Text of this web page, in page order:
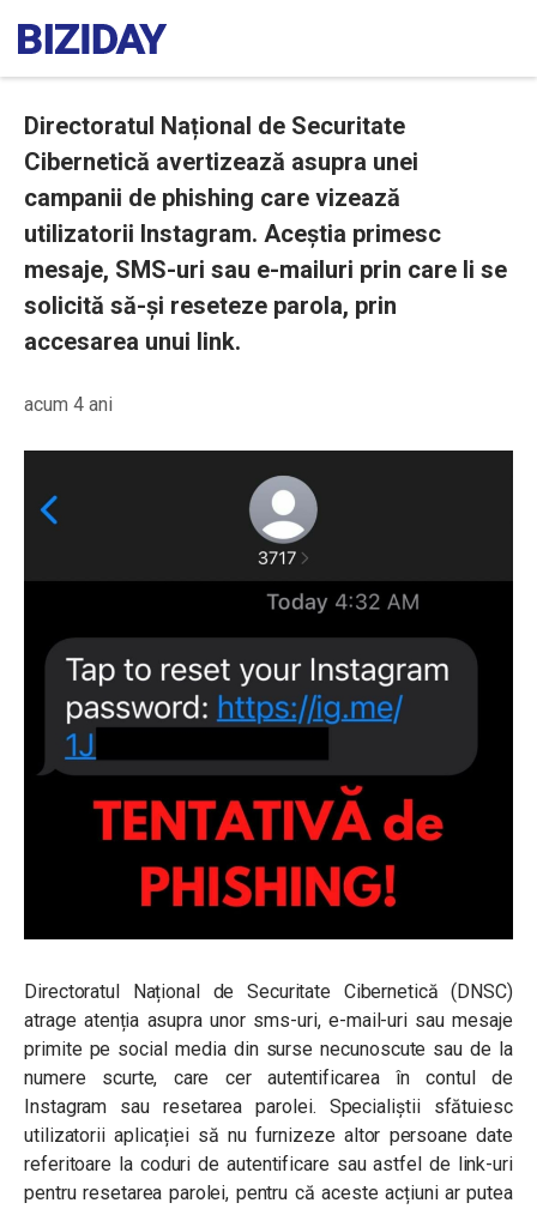
Directoratul Național de Securitate
Cibernetică avertizează asupra unei
campanii de phishing care vizează
utilizatorii Instagram. Aceștia primesc
mesaje, SMS-uri sau e-mailuri prin care li se
solicită să-și reseteze parola, prin
accesarea unui link.
acum 4 ani
Directoratul Național de Securitate Cibernetică (DNSC)
atrage atenția asupra unor sms-uri, e-mail-uri sau mesaje
primite pe social media din surse necunoscute sau de la
numere scurte, care cer autentificarea în contul de
Instagram sau resetarea parolei. Specialiștii sfătuiesc
utilizatorii aplicației să nu furnizeze altor persoane date
referitoare la coduri de autentificare sau astfel de link-uri
pentru resetarea parolei, pentru că aceste acțiuni ar putea